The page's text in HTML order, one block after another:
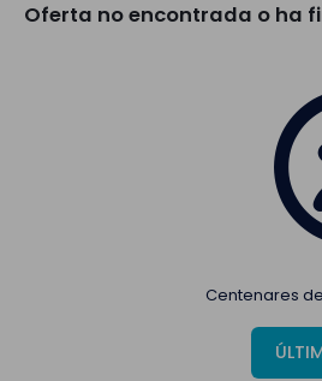
Oferta no encontrada o ha
Centenares